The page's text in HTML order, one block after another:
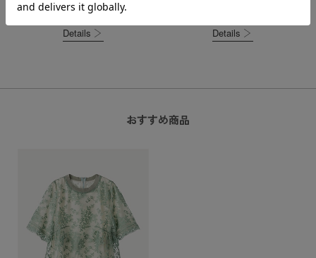
Details Details
おすすめ商品